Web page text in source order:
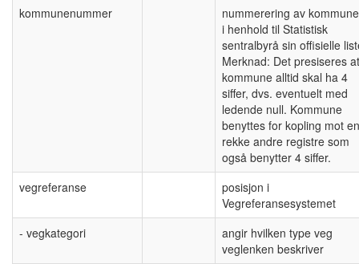
kommunenummer
nummerering av
i henhold til Statistisk
sentralbyrå sin offisielle
Merknad: Det presiseres at
kommune alltid skal ha 4
siffer, dvs. eventuelt med
ledende null. Kommune
benyttes for kopling mot en
rekke andre registre som
også benytter 4 siffer.
vegreferanse
posisjon i
Vegreferansesystemet
- vegkategori
angir hvilken type veg
veglenken beskriver